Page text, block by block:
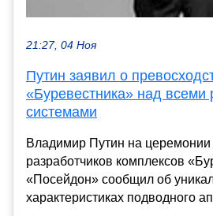
21:27, 04 Ноя
Путин заявил о
«Буревестника» над всеми
системами
Владимир Путин на церемонии
разработчиков комплексов
«Посейдон» сообщил об
характеристиках подводного